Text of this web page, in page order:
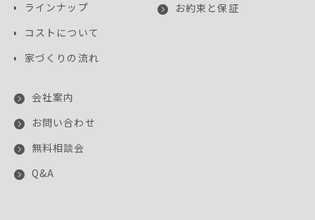
ラインナップ
コストについて
家づくりの流れ
お約束と保証
会社案内
お問い合わせ
無料相談会
Q&A